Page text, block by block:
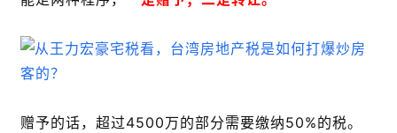
赠予的话，超过4500万的部分需要缴纳50%的税。